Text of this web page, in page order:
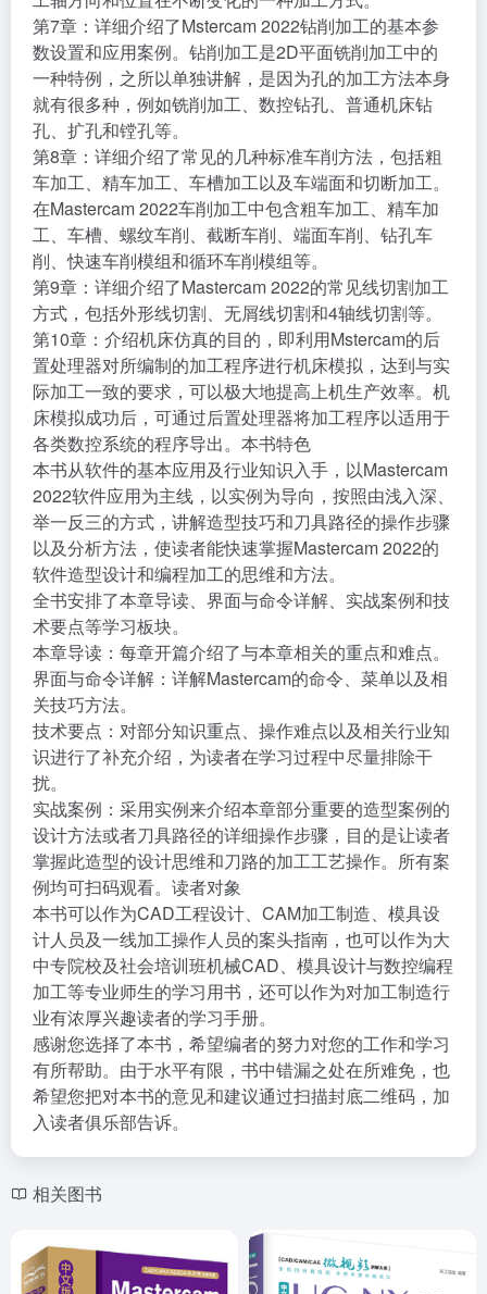
工轴方向和位置在不断变化的一种加工方式。
第7章：详细介绍了Mstercam 2022钻削加工的基本参
数设置和应用案例。钻削加工是2D平面铣削加工中的
一种特例，之所以单独讲解，是因为孔的加工方法本身
就有很多种，例如铣削加工、数控钻孔、普通机床钻
孔、扩孔和镗孔等。
第8章：详细介绍了常见的几种标准车削方法，包括粗
车加工、精车加工、车槽加工以及车端面和切断加工。
在Mastercam 2022车削加工中包含粗车加工、精车加
工、车槽、螺纹车削、截断车削、端面车削、钻孔车
削、快速车削模组和循环车削模组等。
第9章：详细介绍了Mastercam 2022的常见线切割加工
方式，包括外形线切割、无屑线切割和4轴线切割等。
第10章：介绍机床仿真的目的，即利用Mstercam的后
置处理器对所编制的加工程序进行机床模拟，达到与实
际加工一致的要求，可以极大地提高上机生产效率。机
床模拟成功后，可通过后置处理器将加工程序以适用于
各类数控系统的程序导出。本书特色
本书从软件的基本应用及行业知识入手，以Mastercam
2022软件应用为主线，以实例为导向，按照由浅入深、
举一反三的方式，讲解造型技巧和刀具路径的操作步骤
以及分析方法，使读者能快速掌握Mastercam 2022的
软件造型设计和编程加工的思维和方法。
全书安排了本章导读、界面与命令详解、实战案例和技
术要点等学习板块。
本章导读：每章开篇介绍了与本章相关的重点和难点。
界面与命令详解：详解Mastercam的命令、菜单以及相
关技巧方法。
技术要点：对部分知识重点、操作难点以及相关行业知
识进行了补充介绍，为读者在学习过程中尽量排除干
扰。
实战案例：采用实例来介绍本章部分重要的造型案例的
设计方法或者刀具路径的详细操作步骤，目的是让读者
掌握此造型的设计思维和刀路的加工工艺操作。所有案
例均可扫码观看。读者对象
本书可以作为CAD工程设计、CAM加工制造、模具设
计人员及一线加工操作人员的案头指南，也可以作为大
中专院校及社会培训班机械CAD、模具设计与数控编程
加工等专业师生的学习用书，还可以作为对加工制造行
业有浓厚兴趣读者的学习手册。
感谢您选择了本书，希望编者的努力对您的工作和学习
有所帮助。由于水平有限，书中错漏之处在所难免，也
希望您把对本书的意见和建议通过扫描封底二维码，加